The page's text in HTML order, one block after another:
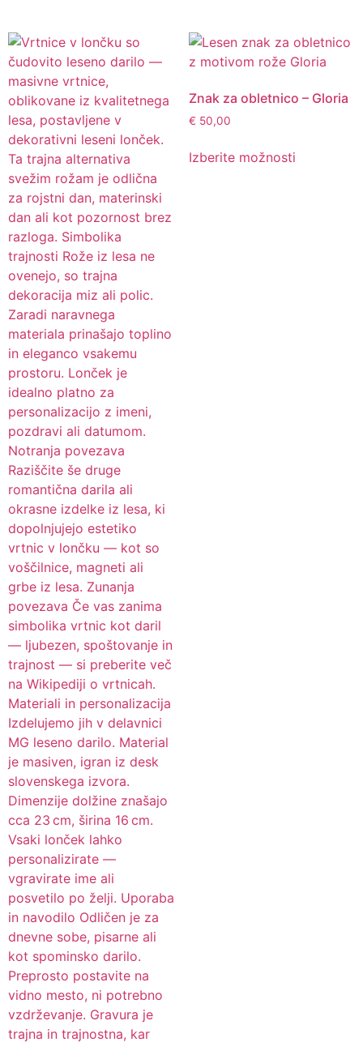
Znak za obletnico – Gloria
€ 50,00
Izberite možnosti